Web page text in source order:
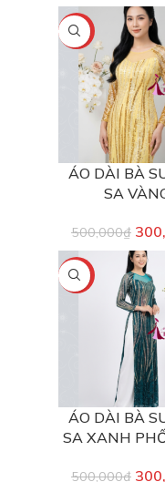
-40%
ÁO DÀI BÀ
SA
500,000₫
-40%
ÁO DÀI BÀ
SA XANH
500,000₫